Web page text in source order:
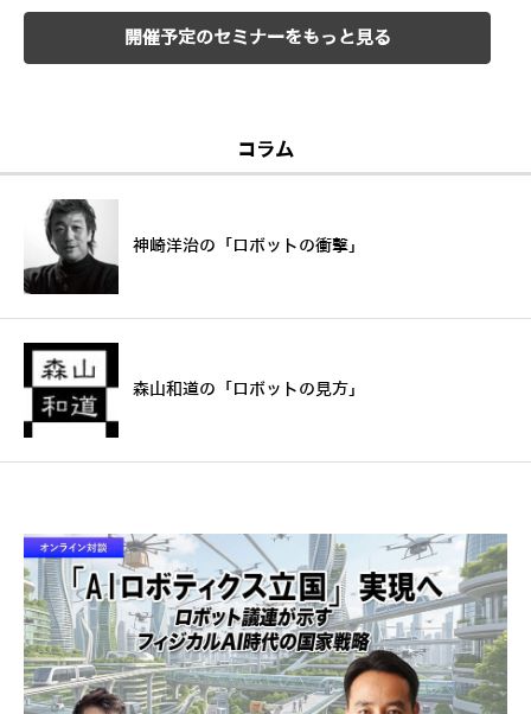
開催予定のセミナーをもっと見る
コラム
神崎洋治の「ロボットの衝撃」
森山和道の「ロボットの見方」